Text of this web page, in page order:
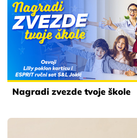
Nagradi zvezde tvoje škole